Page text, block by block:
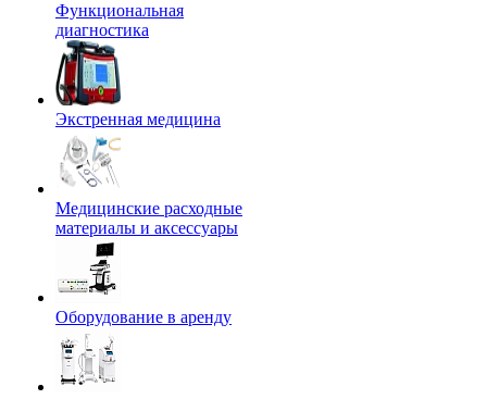
Функциональная
диагностика
Экстренная медицина
Медицинские расходные
материалы и аксессуары
Оборудование в аренду